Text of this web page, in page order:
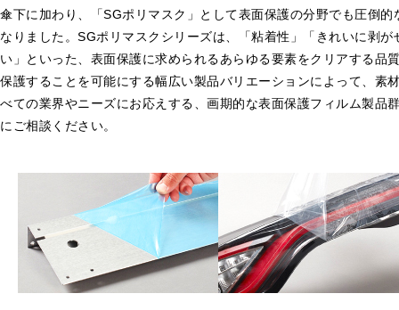
傘下に加わり、「SGポリマスク」として表面保護の分野でも圧倒的
なりました。SGポリマスクシリーズは、「粘着性」「きれいに剥が
い」といった、表面保護に求められるあらゆる要素をクリアする品
保護することを可能にする幅広い製品バリエーションによって、素
べての業界やニーズにお応えする、画期的な表面保護フィルム製品
にご相談ください。